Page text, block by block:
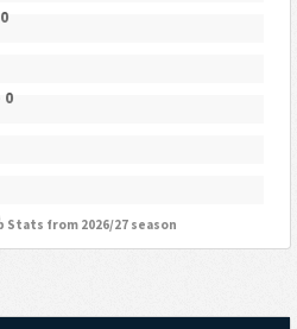
0
Stats from 2026/27 season